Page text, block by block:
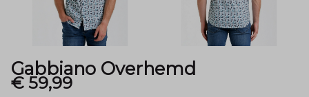
Gabbiano Overhemd
€ 59,99